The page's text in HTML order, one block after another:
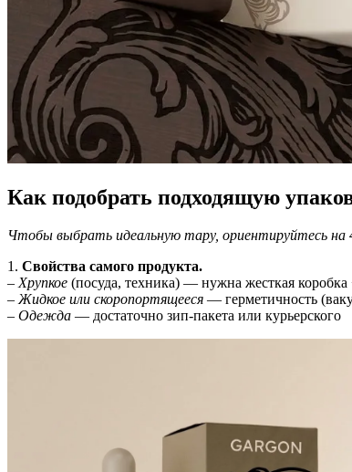
Как подобрать подходящую
Чтобы выбрать идеальную тару, ориентируйтесь на
1. Свойства самого продукта.
–Хрупкое (посуда, техника) — нужна жесткая
–Жидкое или скоропортящееся — герметичность
– Одежда — достаточно зип-пакета или курьерского